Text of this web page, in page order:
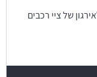
של ציי רכבים